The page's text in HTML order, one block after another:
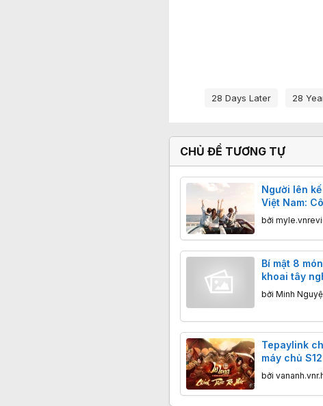
Từ khóa
28 Days Later 28
CHỦ ĐỀ TƯƠNG TỰ
Người lên
Việt Nam:
phàn nàn và
công sức
bởi
Bí mật 8
khoai tây
'trái cây thịt'
bởi Minh
Tepaylink
máy chủ
Giới Phân
bởi